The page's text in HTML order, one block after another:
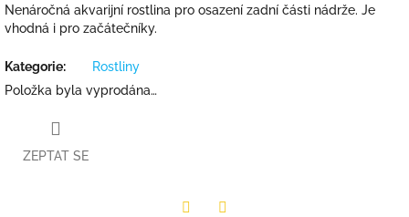
Nenáročná akvarijní rostlina pro osazení zadní části nádrže. Je
vhodná i pro začátečníky.
Kategorie:
Rostliny
Položka byla vyprodána…
ZEPTAT SE